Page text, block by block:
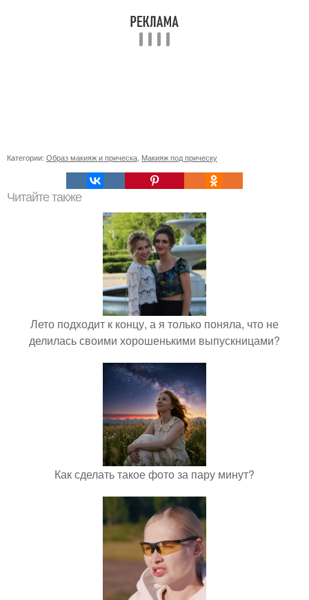
Категории: Образ макияж и прическа Макияж под прическу
Читайте также
Лето подходит к концу, а я только поняла, что не
делилась своими хорошенькими выпускницами?
Как сделать такое фото за пару минут?